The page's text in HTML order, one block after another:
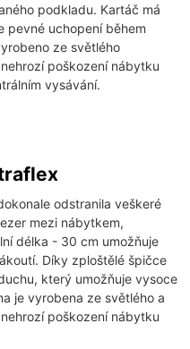
podkladu. Kartáč má
pevné uchopení během
ze světlého
poškození nábytku
vysávání.
odstranila veškeré
mezi nábytkem,
délka - 30 cm umožňuje
Díky zploštělé špičce
který umožňuje vysoce
je vyrobena ze světlého a
poškození nábytku